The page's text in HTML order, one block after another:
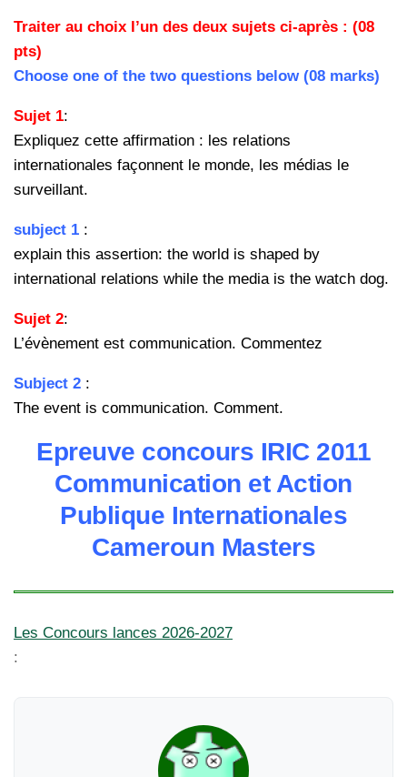
Traiter au choix l’un des deux sujets ci-après : (08
pts)
Choose one of the two questions below (08 marks)
Sujet 1:
Expliquez cette affirmation : les relations
internationales façonnent le monde, les médias le
surveillant.
subject 1 :
explain this assertion: the world is shaped by
international relations while the media is the watch dog.
Sujet 2:
L’évènement est communication. Commentez
Subject 2 :
The event is communication. Comment.
Epreuve concours IRIC 2011
Communication et Action
Publique Internationales
Cameroun Masters
Les Concours lances 2026-2027
: